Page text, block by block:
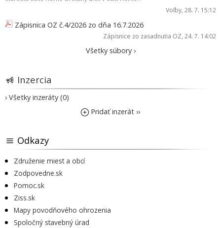
Voľby, 28. 7. 15:12
Zápisnica OZ č.4/2026 zo dňa 16.7.2026
Zápisnice zo zasadnutia OZ, 24. 7. 14:02
Všetky súbory ›
Inzercia
› Všetky inzeráty (0)
Pridať inzerát ››
Odkazy
Združenie miest a obcí
Zodpovedne.sk
Pomoc.sk
Ziss.sk
Mapy povodňového ohrozenia
Spoločný stavebný úrad